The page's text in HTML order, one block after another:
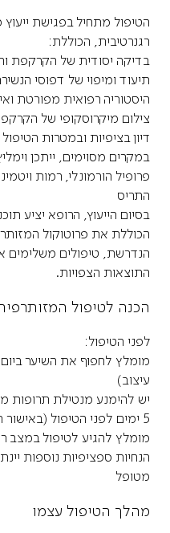
הטיפול מתחיל בפגישת
רגנרטיבית, הכוללת:
בדיקה יסודית של הקרקפת
תיעוד ומיפוי של דפוסי
היסטוריה רפואית מפורטת
צילום מיקרוסקופי של
דיון בציפיות ובמטרות הטיפול
במקרים מסוימים, ייתכן
פרופיל הורמונלי, רמות
התריס
בסיום הייעוץ, הרופא יציע
הכוללת את פרוטוקול
הנדרשת, טיפולים משלימים
התוצאות הצפויות.
הכנה לטיפול המזותרפיה
לפני הטיפול:
מומלץ לחפוף את השיער
עיצוב)
מומלץ להגיע לטיפול במצב
הנחיות ספציפיות נוספות
מטופל
מהלך הטיפול עצמו